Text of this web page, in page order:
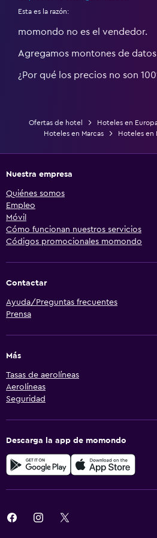
Esta es la razón:
momondo no es el vendedor.
Agregamos montones de
¿Por qué los precios no son
Ofertas de hotel Hoteles en
Hoteles en Marcas
Hoteles en
Nuestra empresa
Quiénes somos
Empleo
Móvil
Cómo funcionan nuestros servicios
Códigos promocionales momondo
Contactar
Ayuda/Preguntas frecuentes
Prensa
Más
Tasas de aerolíneas
Aerolíneas
Seguridad
Descarga la app de momondo